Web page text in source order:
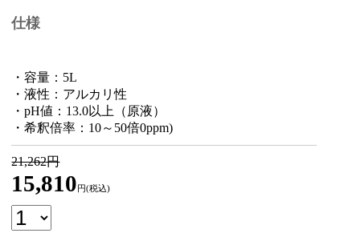
仕様
・容量：5L
・液性：アルカリ性
・pH値：13.0以上（原液）
・希釈倍率：10～50倍0ppm)
21,262円
15,810 円(税込)